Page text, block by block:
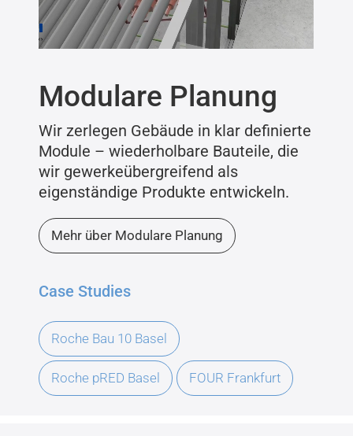
Modulare Planung
Wir zerlegen Gebäude in klar definierte
Module – wiederholbare Bauteile, die
wir gewerkeübergreifend als
eigenständige Produkte entwickeln.
Mehr über Modulare Planung
Case Studies
Roche Bau 10 Basel
Roche pRED Basel FOUR Frankfurt